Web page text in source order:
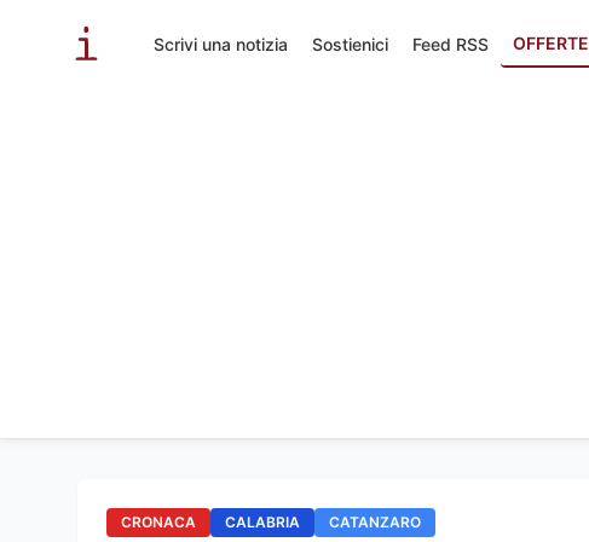
Scrivi una notizia Sostienici Feed RSS OFFERTE
CRONACA CALABRIA CATANZARO